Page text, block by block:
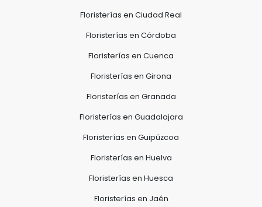
Floristerías en Ciudad Real
Floristerías en Córdoba
Floristerías en Cuenca
Floristerías en Girona
Floristerías en Granada
Floristerías en Guadalajara
Floristerías en Guipúzcoa
Floristerías en Huelva
Floristerías en Huesca
Floristerías en Jaén